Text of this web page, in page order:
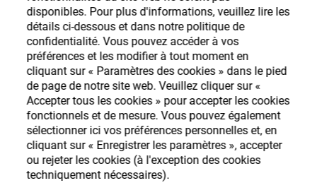
disponibles. Pour plus d'informations, veuillez lire les
détails ci-dessous et dans notre politique de
confidentialité. Vous pouvez accéder à vos
préférences et les modifier à tout moment en
cliquant sur « Paramètres des cookies » dans le pied
de page de notre site web. Veuillez cliquer sur «
Accepter tous les cookies » pour accepter les cookies
fonctionnels et de mesure. Vous pouvez également
sélectionner ici vos préférences personnelles et, en
cliquant sur « Enregistrer les paramètres », accepter
ou rejeter les cookies (à l'exception des cookies
techniquement nécessaires).
Carrière
Ressources
Contact
Store
large gamme de consommables ophtalmiques
S'enregistrer Login